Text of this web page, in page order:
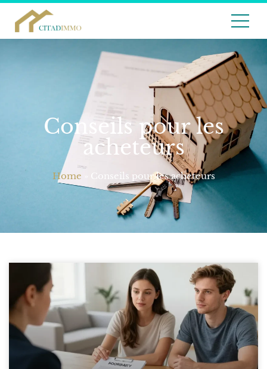
Conseils pour les
acheteurs
Home Conseils pour les acheteurs